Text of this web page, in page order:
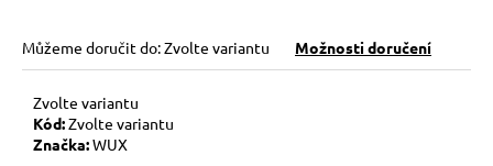
Můžeme doručit do:Zvolte variantu Možnosti doručení
Zvolte variantu
Kód:Zvolte variantu
Značka:WUX
KABBALAH
STŘÍBRNÝ
KROUŽEK
AG925